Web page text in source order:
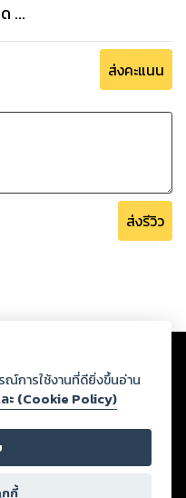
...
ส่งคะแนน
ส่งรีวิว
ละปรากฏว่าละเมิดสิทธิใน
หมายและศีลธรรม ดังนั้น ผู้อ่าน
ยตนเอง และหากท่านพบว่าส่วน
งมายังบริษัท เพื่อทีมงานจะได้
วนลิขสิทธิ์ตามพระราชบัญญัติ
ณ์การใช้งานที่ดียิ่งขึ้นอ่าน
ะ (Cookie Policy)
กี้